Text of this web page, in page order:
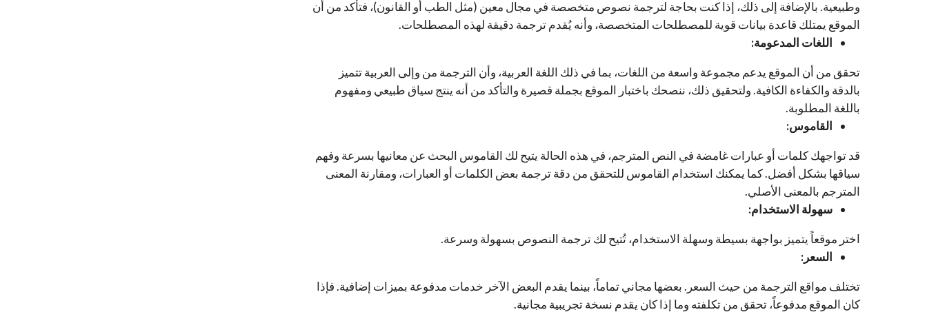
وطبيعية. بالإضافة إلى ذلك، إذا كنت بحاجة لترجمة نصوص متخصصة في مجال معين (مثل الطب أو القانون)، فتأكد من أن
الموقع يمتلك قاعدة بيانات قوية للمصطلحات المتخصصة، وأنه يُقدم ترجمة دقيقة لهذه المصطلحات.
اللغات المدعومة:
تحقق من أن الموقع يدعم مجموعة واسعة من اللغات، بما في ذلك اللغة العربية، وأن الترجمة من وإلى العربية تتميز
بالدقة والكفاءة الكافية. ولتحقيق ذلك، ننصحك باختبار الموقع بجملة قصيرة والتأكد من أنه ينتج سياق طبيعي ومفهوم
باللغة المطلوبة.
القاموس:
قد تواجهك كلمات أو عبارات غامضة في النص المترجم، في هذه الحالة يتيح لك القاموس البحث عن معانيها بسرعة وفهم
سياقها بشكل أفضل. كما يمكنك استخدام القاموس للتحقق من دقة ترجمة بعض الكلمات أو العبارات، ومقارنة المعنى
المترجم بالمعنى الأصلي.
سهولة الاستخدام:
اختر موقعاً يتميز بواجهة بسيطة وسهلة الاستخدام، تُتيح لك ترجمة النصوص بسهولة وسرعة.
السعر:
تختلف مواقع الترجمة من حيث السعر. بعضها مجاني تماماً، بينما يقدم البعض الآخر خدمات مدفوعة بميزات إضافية. فإذا
كان الموقع مدفوعاً، تحقق من تكلفته وما إذا كان يقدم نسخة تجريبية مجانية.